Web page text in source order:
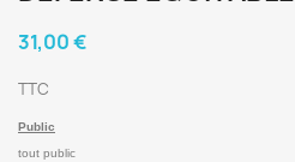
31,00 €
TTC
Public
tout public